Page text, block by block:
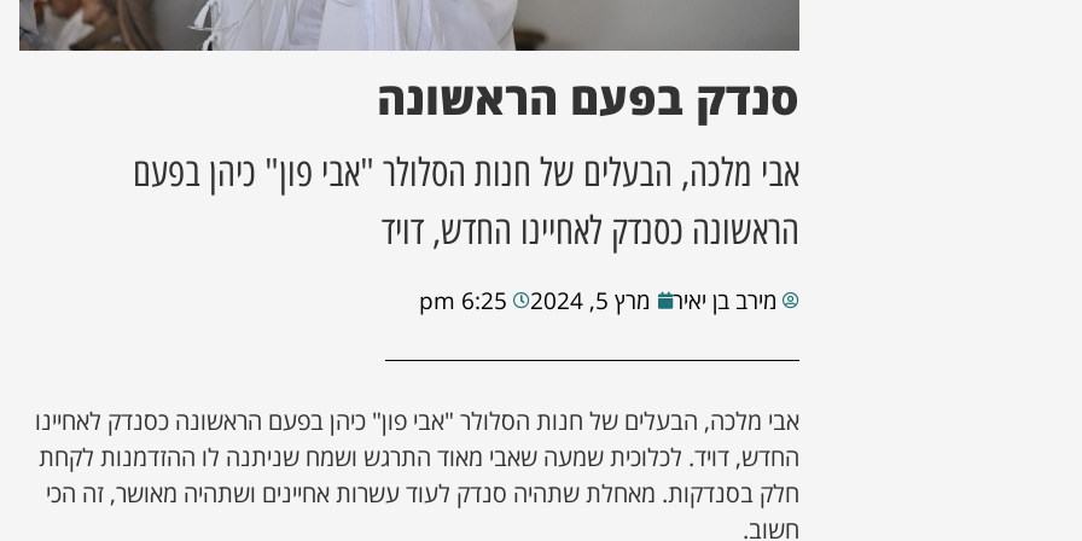
סנדק בפעם הראשונה
אבי מלכה, הבעלים של חנות הסלולר "אבי פון" כיהן בפעם
הראשונה כסנדק לאחיינו החדש, דויד
מירב בן יאיר מרץ 5, 2024 6:25 pm
אבי מלכה, הבעלים של חנות הסלולר "אבי פון" כיהן בפעם הראשונה כסנדק לאחיינו
החדש, דויד. לכלוכית שמעה שאבי מאוד התרגש ושמח שניתנה לו ההזדמנות לקחת
חלק בסנדקות. מאחלת שתהיה סנדק לעוד עשרות אחיינים ושתהיה מאושר, זה הכי
חשוב.